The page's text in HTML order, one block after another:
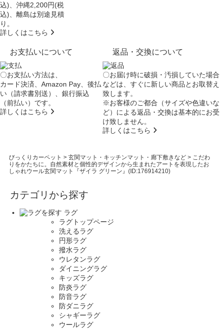
込)、沖縄2,200円(税
込)、離島は別途見積
り。
詳しくはこちら
お支払いについて
〇お支払い方法は、
カード決済、Amazon Pay、後払
い（請求書別送）、銀行振込
（前払い）です。
詳しくはこちら
返品・交換について
〇お届け時に破損・汚損していた場合
などは、すぐに新しい商品とお取替え
致します。
※お客様のご都合（サイズや色違いな
ど）による返品・交換は基本的にお受
け致しません。
詳しくはこちら
びっくりカーペット > 玄関マット・キッチンマット・廊下敷きなど> こだわ
りをかたちに。自然素材と個性的デザインから生まれたアートを表現したお
しゃれウール玄関マット『ザイラ グリーン』(ID:176914210)
カテゴリから探す
ラグ
ラグトップページ
洗えるラグ
円形ラグ
撥水ラグ
ウレタンラグ
ダイニングラグ
キッズラグ
防炎ラグ
防音ラグ
防ダニラグ
シャギーラグ
ウールラグ